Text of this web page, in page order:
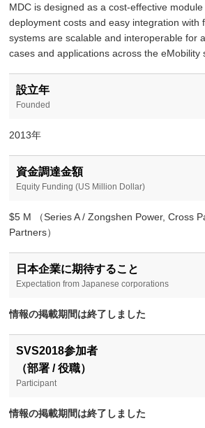
MDC is designed as a cost-effective
deployment costs and easy integration with
systems are scalable and interoperable for
cases and applications across the eMobility
設立年
Founded
2013年
資金調達金額
Equity Funding (US Million Dollar)
$5 M （Series A / Zongshen Power, Cross
Partners）
日本企業に期待すること
Expectation from Japanese corporations
情報の掲載期間は終了しました
SVS2018参加者
（部署 / 役職）
Participant
情報の掲載期間は終了しました